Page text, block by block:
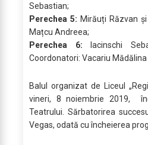
Sebastian;
Perechea 5: Mirăuți Răzvan
Mațcu Andreea;
Perechea 6:
Iacinschi
Coordonatori: Vacariu Mădălina
Balul organizat de Liceul
vineri, 8 noiembrie 2019,
Teatrului. Sărbatorirea
Vegas, odată cu încheierea